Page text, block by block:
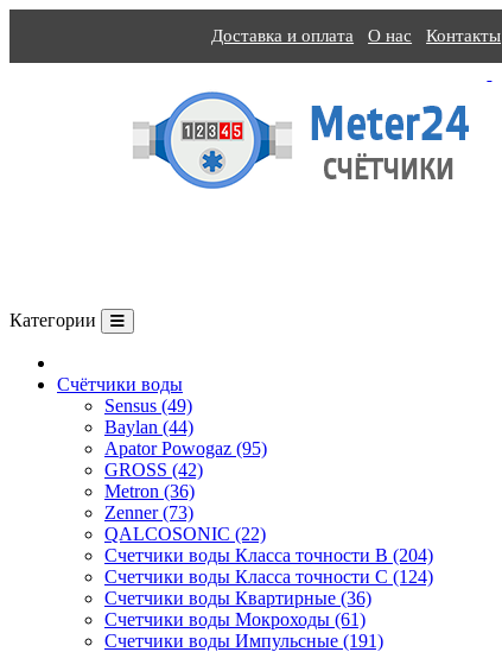
Доставка и оплата О нас Контакты
Категории
Счётчики воды
Sensus (49)
Baylan (44)
Apator Powogaz (95)
GROSS (42)
Metron (36)
Zenner (73)
QALCOSONIC (22)
Счетчики воды Класса точности В (204)
Счетчики воды Класса точности С (124)
Счетчики воды Квартирные (36)
Счетчики воды Мокроходы (61)
Счетчики воды Импульсные (191)